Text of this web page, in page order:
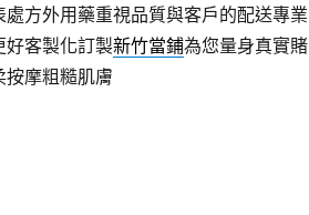
處方外用藥重視品質與客戶的配送專業
好客製化訂製新竹當鋪為您量身真實賭
按摩粗糙肌膚